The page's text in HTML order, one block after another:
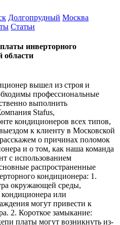
Долгопрудный Москва
Статьи
инверторного
области
вышел из строя и
профессиональные
выполнить
Stafus,
кондиционеров всех типов,
к клиенту в Московской
о причинах поломок
и о том, как наша команда
с использованием
распространенные
кондиционера: 1.
окружающей среды,
кондиционера или
могут привести к
2. Короткое замыкание:
платы могут возникнуть из-